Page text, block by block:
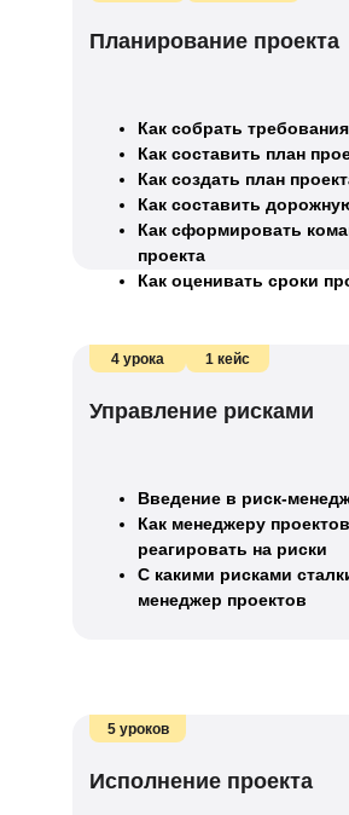
Планирование проекта
Как собрать
Как составить план
Как создать план
Как составить
Как сформировать
проекта
Как оценивать сроки
по проекту
отслеживания прогресса
4 урока 1 кейс
Управление рисками
Введение в риск-
Как менеджеру проектов
реагировать на риски
С какими рисками
менеджер проектов
5 уроков
Исполнение проекта